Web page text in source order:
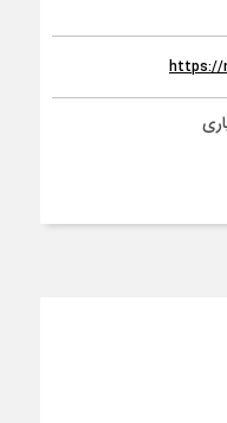
https://